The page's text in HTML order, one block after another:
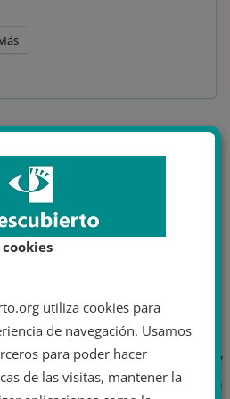
un conflicto militar y
de la melancolía imperial
de cuarto de Ciencias Políticas y
Experiencia en
utiliza cookies para
de navegación. Usamos
para poder hacer
de las visitas, mantener la